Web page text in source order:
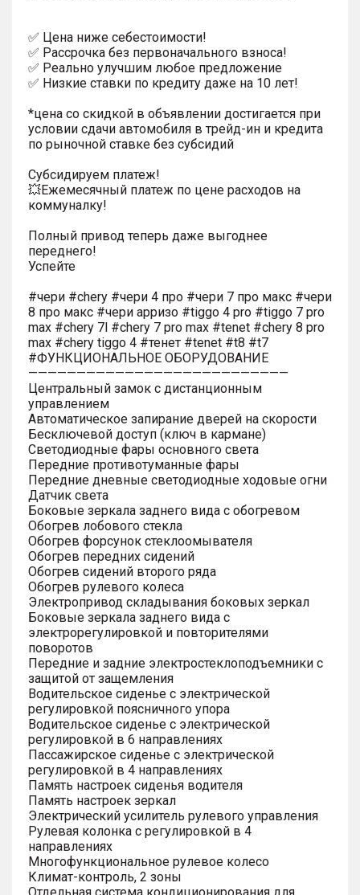
✅ Цена ниже себестоимости!
✅ Рассрочка без первоначального взноса!
✅ Реально улучшим любое предложение
✅ Низкие ставки по кредиту даже на 10 лет!
*цена со скидкой в объявлении достигается при
условии сдачи автомобиля в трейд-ин и кредита
по рыночной ставке без субсидий
Субсидируем платеж!
💥Ежемесячный платеж по цене расходов на
коммуналку!
Полный привод теперь даже выгоднее
переднего!
Успейте
#чери #chery #чери 4 про #чери 7 про макс #чери
8 про макс #чери арризо #tiggo 4 pro #tiggo 7 pro
max #chery 7l #chery 7 pro max #tenet #chery 8 pro
max #chery tiggo 4 #тенет #tenet #t8 #t7
#ФУНКЦИОНАЛЬНОЕ ОБОРУДОВАНИЕ
———————————————————————————
Центральный замок с дистанционным
управлением
Автоматическое запирание дверей на скорости
Бесключевой доступ (ключ в кармане)
Светодиодные фары основного света
Передние противотуманные фары
Передние дневные светодиодные ходовые огни
Датчик света
Боковые зеркала заднего вида с обогревом
Обогрев лобового стекла
Обогрев форсунок стеклоомывателя
Обогрев передних сидений
Обогрев сидений второго ряда
Обогрев рулевого колеса
Электропривод складывания боковых зеркал
Боковые зеркала заднего вида с
электрорегулировкой и повторителями
поворотов
Передние и задние электростеклоподъемники с
защитой от защемления
Водительское сиденье с электрической
регулировкой поясничного упора
Водительское сиденье с электрической
регулировкой в 6 направлениях
Пассажирское сиденье с электрической
регулировкой в 4 направлениях
Память настроек сиденья водителя
Память настроек зеркал
Электрический усилитель рулевого управления
Рулевая колонка с регулировкой в 4
направлениях
Многофункциональное рулевое колесо
Климат-контроль, 2 зоны
Отдельная система кондиционирования для